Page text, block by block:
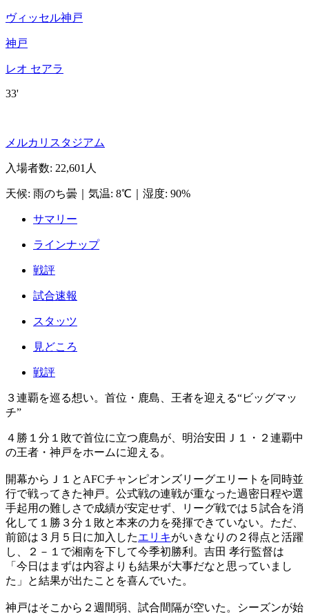
ヴィッセル神戸
神戸
レオ セアラ
33'
メルカリスタジアム
入場者数: 22,601人
天候: 雨のち曇 気温: 8℃ 湿度: 90%
サマリー
ラインナップ
戦評
試合速報
スタッツ
見どころ
戦評
３連覇を巡る想い。首位・鹿島、王者を迎える“ビッグマッ
チ”
４勝１分１敗で首位に立つ鹿島が、明治安田Ｊ１・２連覇中
の王者・神戸をホームに迎える。
開幕からＪ１とAFCチャンピオンズリーグエリートを同時並
行で戦ってきた神戸。公式戦の連戦が重なった過密日程や選
手起用の難しさで成績が安定せず、リーグ戦では５試合を消
化して１勝３分１敗と本来の力を発揮できていない。ただ、
前節は３月５日に加入したエリキがいきなりの２得点と活躍
し、２－１で湘南を下して今季初勝利。吉田 孝行監督は
「今日はまずは内容よりも結果が大事だなと思っていまし
た」と結果が出たことを喜んでいた。
神戸はそこから２週間弱、試合間隔が空いた。シーズンが始